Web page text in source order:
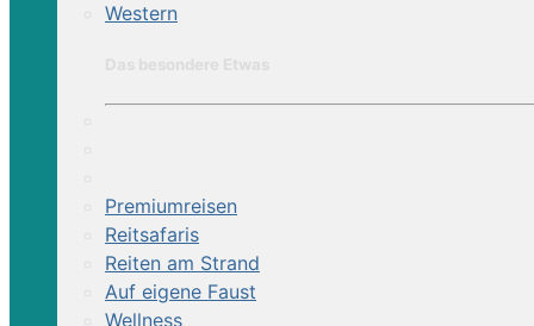
Western
Premiumreisen
Reitsafaris
Reiten am Strand
Auf eigene Faust
Wellness
Reiturlaub